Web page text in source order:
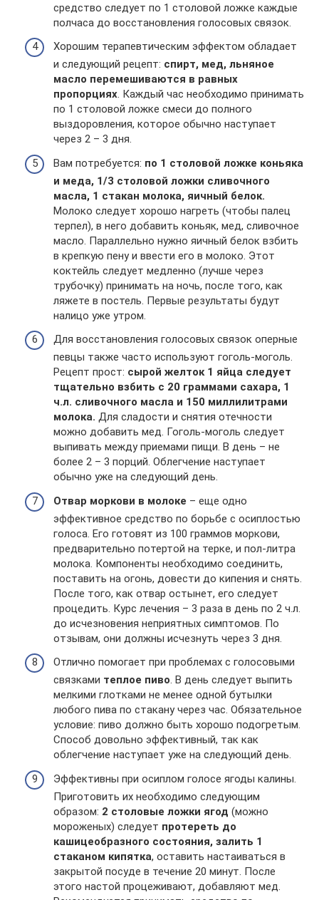
средство следует по 1 столовой ложке каждые
полчаса до восстановления голосовых связок.
Хорошим терапевтическим эффектом обладает
и следующий рецепт: спирт, мед, льняное
масло перемешиваются в равных
пропорциях. Каждый час необходимо принимать
по 1 столовой ложке смеси до полного
выздоровления, которое обычно наступает
через 2 – 3 дня.
Вам потребуется: по 1 столовой ложке коньяка
и меда, 1/3 столовой ложки сливочного
масла, 1 стакан молока, яичный белок.
Молоко следует хорошо нагреть (чтобы палец
терпел), в него добавить коньяк, мед, сливочное
масло. Параллельно нужно яичный белок взбить
в крепкую пену и ввести его в молоко. Этот
коктейль следует медленно (лучше через
трубочку) принимать на ночь, после того, как
ляжете в постель. Первые результаты будут
налицо уже утром.
Для восстановления голосовых связок оперные
певцы также часто используют гоголь-моголь.
Рецепт прост: сырой желток 1 яйца следует
тщательно взбить с 20 граммами сахара, 1
ч.л. сливочного масла и 150 миллилитрами
молока. Для сладости и снятия отечности
можно добавить мед. Гоголь-моголь следует
выпивать между приемами пищи. В день – не
более 2 – 3 порций. Облегчение наступает
обычно уже на следующий день.
Отвар моркови в молоке – еще одно
эффективное средство по борьбе с осиплостью
голоса. Его готовят из 100 граммов моркови,
предварительно потертой на терке, и пол-литра
молока. Компоненты необходимо соединить,
поставить на огонь, довести до кипения и снять.
После того, как отвар остынет, его следует
процедить. Курс лечения – 3 раза в день по 2 ч.л.
до исчезновения неприятных симптомов. По
отзывам, они должны исчезнуть через 3 дня.
Отлично помогает при проблемах с голосовыми
связками теплое пиво. В день следует выпить
мелкими глотками не менее одной бутылки
любого пива по стакану через час. Обязательное
условие: пиво должно быть хорошо подогретым.
Способ довольно эффективный, так как
облегчение наступает уже на следующий день.
Эффективны при осиплом голосе ягоды калины.
Приготовить их необходимо следующим
образом: 2 столовые ложки ягод (можно
мороженых) следует протереть до
кашицеобразного состояния, залить 1
стаканом кипятка, оставить настаиваться в
закрытой посуде в течение 20 минут. После
этого настой процеживают, добавляют мед.